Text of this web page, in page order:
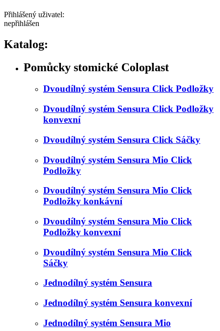
Přihlášený uživatel:
nepřihlášen
Katalog:
Pomůcky stomické Coloplast
Dvoudílný systém Sensura Click Podložky
Dvoudílný systém Sensura Click Podložky
konvexní
Dvoudílný systém Sensura Click Sáčky
Dvoudílný systém Sensura Mio Click
Podložky
Dvoudílný systém Sensura Mio Click
Podložky konkávní
Dvoudílný systém Sensura Mio Click
Podložky konvexní
Dvoudílný systém Sensura Mio Click
Sáčky
Jednodílný systém Sensura
Jednodílný systém Sensura konvexní
Jednodílný systém Sensura Mio